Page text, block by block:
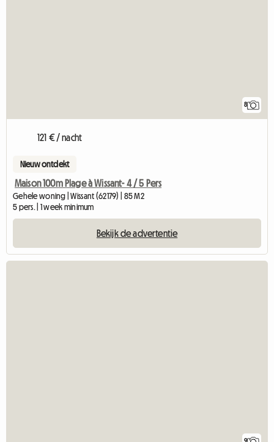
8
121 € / nacht
Nieuw ontdekt
Maison 100m Plage à Wissant- 4 / 5 Pers
Gehele woning | Wissant (62179) | 85 M2
5 pers. | 1 week minimum
Bekijk de advertentie